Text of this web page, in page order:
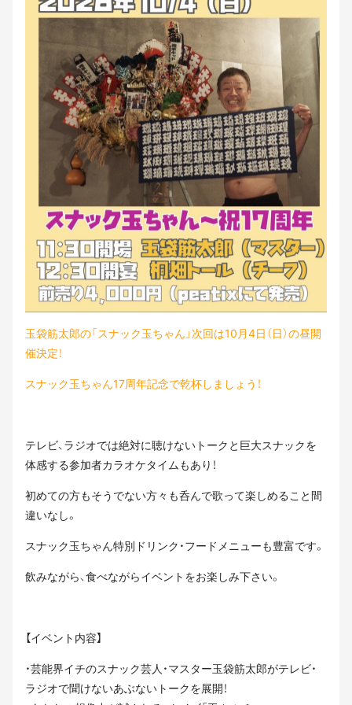
玉袋筋太郎の「スナック玉ちゃん」次回は10月4日（日）の昼開
催決定！
スナック玉ちゃん17周年記念で乾杯しましょう！
テレビ、ラジオでは絶対に聴けないトークと巨大スナックを
体感する参加者カラオケタイムもあり！
初めての方もそうでない方々も呑んで歌って楽しめること間
違いなし。
スナック玉ちゃん特別ドリンク・フードメニューも豊富です。
飲みながら、食べながらイベントをお楽しみ下さい。
【イベント内容】
・芸能界イチのスナック芸人・マスター玉袋筋太郎がテレビ・
ラジオで聞けないあぶないトークを展開！